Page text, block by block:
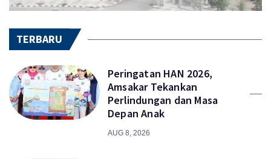
TERBARU
Peringatan HAN 2026,
Amsakar Tekankan
Perlindungan dan Masa
Depan Anak
AUG 8, 2026